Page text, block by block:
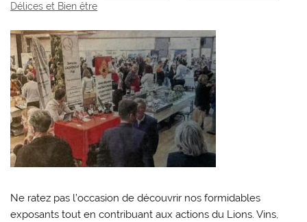
Délices et Bien être
Ne ratez pas l’occasion de découvrir nos formidables
exposants tout en contribuant aux actions du Lions. Vins,